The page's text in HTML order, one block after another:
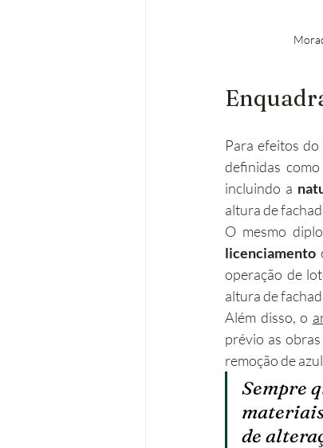
Para efeitos do
definidas
incluindo a
altura de
licenciamento
operação de
altura de
Além disso, o
prévio as
remoção de
Sempre
de